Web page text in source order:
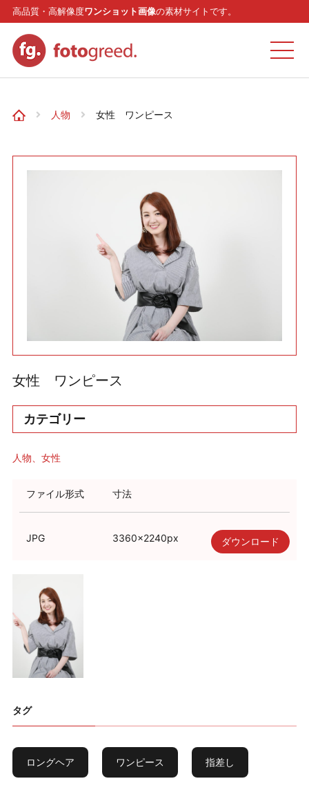
高品質・高解像度ワンショット画像の素材サイトです。
人物 女性 ワンピース
女性 ワンピース
カテゴリー
人物 女性
ファイル形式 寸法
JPG 3360×2240px ダウンロード
タグ
ロングヘア ワンピース 指差し